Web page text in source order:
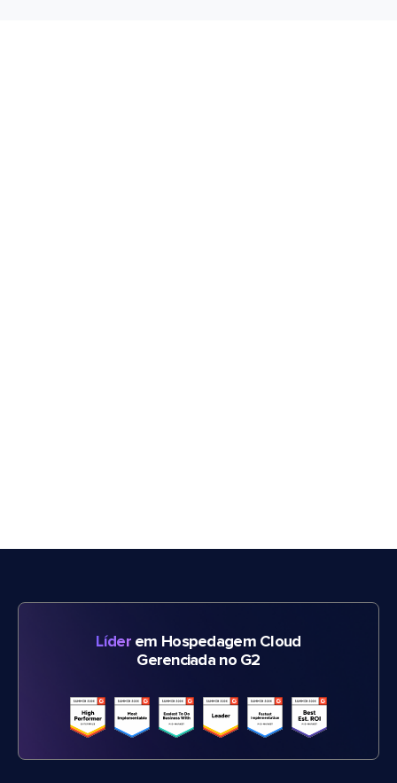
Líderem Hospedagem Cloud
Gerenciada no G2